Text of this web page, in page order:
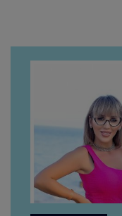
RADIOIMPULS.RO
DE CE A ALES
Roba?!